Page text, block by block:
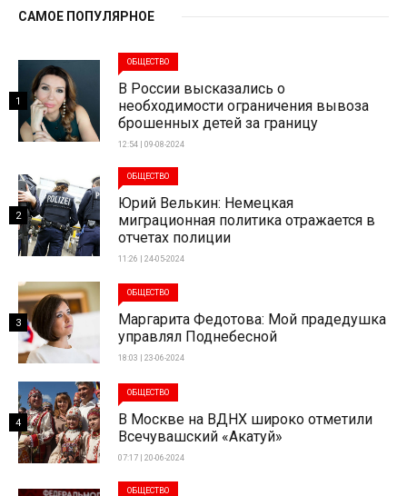
САМОЕ ПОПУЛЯРНОЕ
ОБЩЕСТВО
В России высказались о
необходимости ограничения вывоза
брошенных детей за границу
12:54 | 09-08-2024
1
ОБЩЕСТВО
Юрий Велькин: Немецкая
миграционная политика отражается в
отчетах полиции
11:26 | 24-05-2024
2
ОБЩЕСТВО
Маргарита Федотова: Мой прадедушка
управлял Поднебесной
18:03 | 23-06-2024
3
ОБЩЕСТВО
В Москве на ВДНХ широко отметили
Всечувашский «Акатуй»
07:17 | 20-06-2024
4
ОБЩЕСТВО